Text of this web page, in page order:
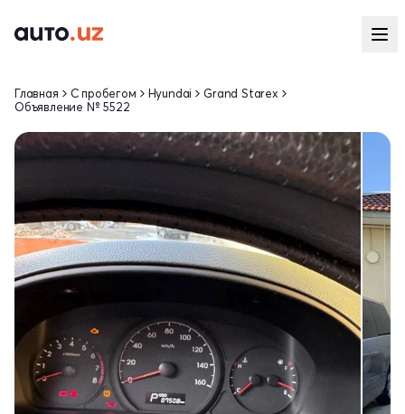
Главная С пробегом Hyundai
Grand Starex
Объявление № 5522